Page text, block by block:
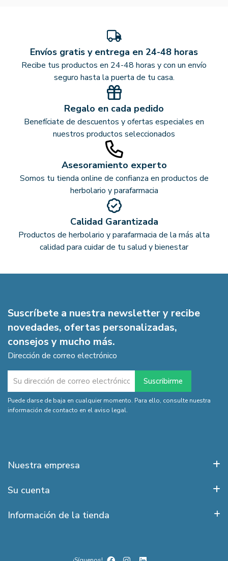
Envíos gratis y entrega en 24-48 horas
Recibe tus productos en 24-48 horas y con un envío
seguro hasta la puerta de tu casa.
Regalo en cada pedido
Benefíciate de descuentos y ofertas especiales en
nuestros productos seleccionados
Asesoramiento experto
Somos tu tienda online de confianza en productos de
herbolario y parafarmacia
Calidad Garantizada
Productos de herbolario y parafarmacia de la más alta
calidad para cuidar de tu salud y bienestar
Suscríbete a nuestra newsletter y recibe
novedades, ofertas personalizadas,
consejos y mucho más.
Dirección de correo electrónico
Puede darse de baja en cualquier momento. Para ello, consulte nuestra
información de contacto en el aviso legal.
Nuestra empresa
Su cuenta
Información de la tienda